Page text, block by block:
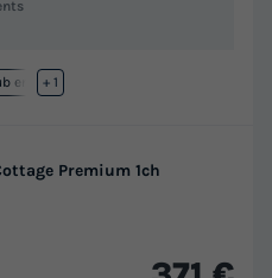
enfant
+ 1
Premium 1ch